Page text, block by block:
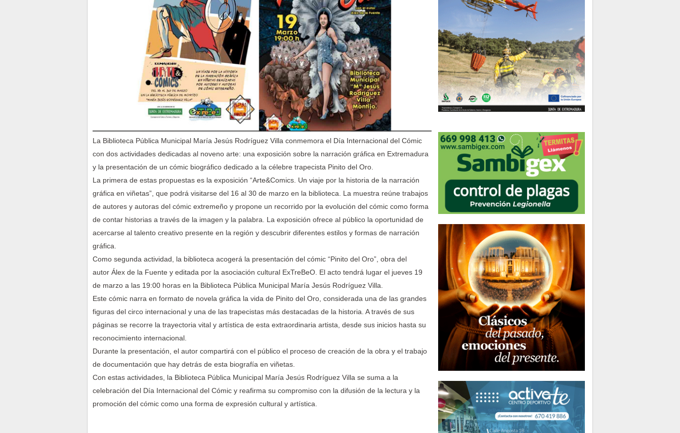
La Biblioteca Pública Municipal María Jesús Rodríguez Villa conmemora el Día Internacional del Cómic
con dos actividades dedicadas al noveno arte: una exposición sobre la narración gráfica en Extremadura
y la presentación de un cómic biográfico dedicado a la célebre trapecista Pinito del Oro.
La primera de estas propuestas es la exposición “Arte&Comics. Un viaje por la historia de la narración
gráfica en viñetas”, que podrá visitarse del 16 al 30 de marzo en la biblioteca. La muestra reúne trabajos
de autores y autoras del cómic extremeño y propone un recorrido por la evolución del cómic como forma
de contar historias a través de la imagen y la palabra. La exposición ofrece al público la oportunidad de
acercarse al talento creativo presente en la región y descubrir diferentes estilos y formas de narración
gráfica.
Como segunda actividad, la biblioteca acogerá la presentación del cómic “Pinito del Oro”, obra del
autor Álex de la Fuente y editada por la asociación cultural ExTreBeO. El acto tendrá lugar el jueves 19
de marzo a las 19:00 horas en la Biblioteca Pública Municipal María Jesús Rodríguez Villa.
Este cómic narra en formato de novela gráfica la vida de Pinito del Oro, considerada una de las grandes
figuras del circo internacional y una de las trapecistas más destacadas de la historia. A través de sus
páginas se recorre la trayectoria vital y artística de esta extraordinaria artista, desde sus inicios hasta su
reconocimiento internacional.
Durante la presentación, el autor compartirá con el público el proceso de creación de la obra y el trabajo
de documentación que hay detrás de esta biografía en viñetas.
Con estas actividades, la Biblioteca Pública Municipal María Jesús Rodríguez Villa se suma a la
celebración del Día Internacional del Cómic y reafirma su compromiso con la difusión de la lectura y la
promoción del cómic como una forma de expresión cultural y artística.